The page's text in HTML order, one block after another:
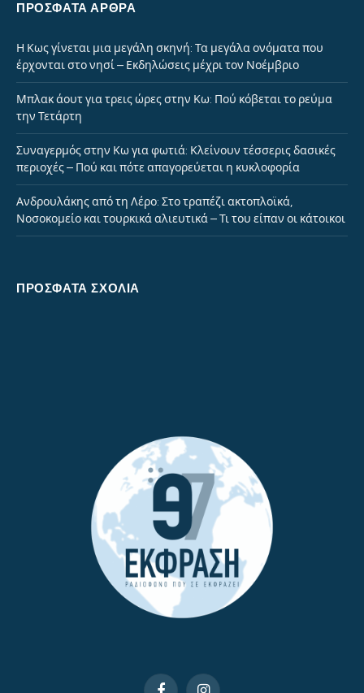
ΠΡΌΣΦΑΤΑ ΆΡΘΡΑ
Η Κως γίνεται μια μεγάλη σκηνή: Τα μεγάλα ονόματα που
έρχονται στο νησί – Εκδηλώσεις μέχρι τον Νοέμβριο
Μπλακ άουτ για τρεις ώρες στην Κω: Πού κόβεται το ρεύμα
την Τετάρτη
Συναγερμός στην Κω για φωτιά: Κλείνουν τέσσερις δασικές
περιοχές – Πού και πότε απαγορεύεται η κυκλοφορία
Ανδρουλάκης από τη Λέρο: Στο τραπέζι ακτοπλοϊκά,
Νοσοκομείο και τουρκικά αλιευτικά – Τι του είπαν οι κάτοικοι
ΠΡΌΣΦΑΤΑ ΣΧΌΛΙΑ